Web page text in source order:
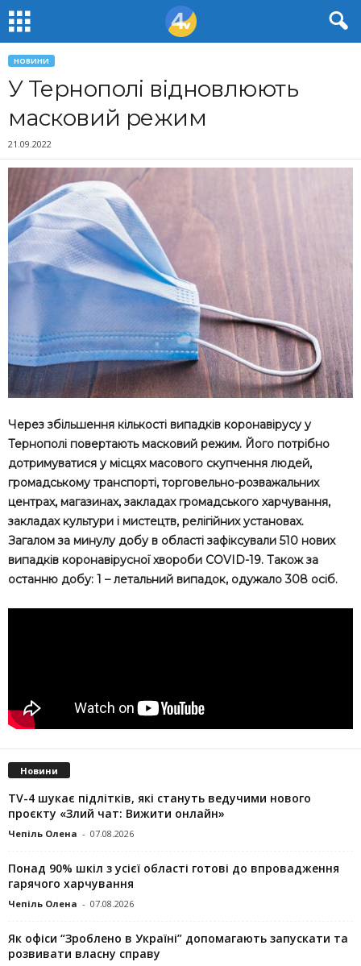
НОВИНИ
У Тернополі відновлюють
масковий режим
21.09.2022
Через збільшення кількості випадків коронавірусу у
Тернополі повертають масковий режим. Його потрібно
дотримуватися у місцях масового скупчення людей,
громадському транспорті, торговельно-розважальних
центрах, магазинах, закладах громадського харчування,
закладах культури і мистецтв, релігійних установах.
Загалом за минулу добу в області зафіксували 510 нових
випадків коронавірусної хвороби COVID-19. Також за
останню добу: 1 – летальний випадок, одужало 308 осіб.
Новини
TV-4 шукає підлітків, які стануть ведучими нового
проєкту «Злий чат: Вижити онлайн»
Чепіль Олена - 07.08.2026
Понад 90% шкіл з усієї області готові до впровадження
гарячого харчування
Чепіль Олена - 07.08.2026
Як офіси “Зроблено в Україні” допомагають запускaти та
розвивати власну справу